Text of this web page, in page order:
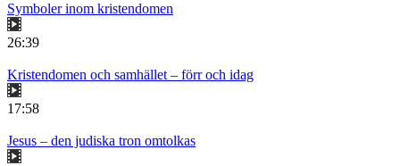
Symboler inom kristendomen
26:39
Kristendomen och samhället – förr och idag
17:58
Jesus – den judiska tron omtolkas